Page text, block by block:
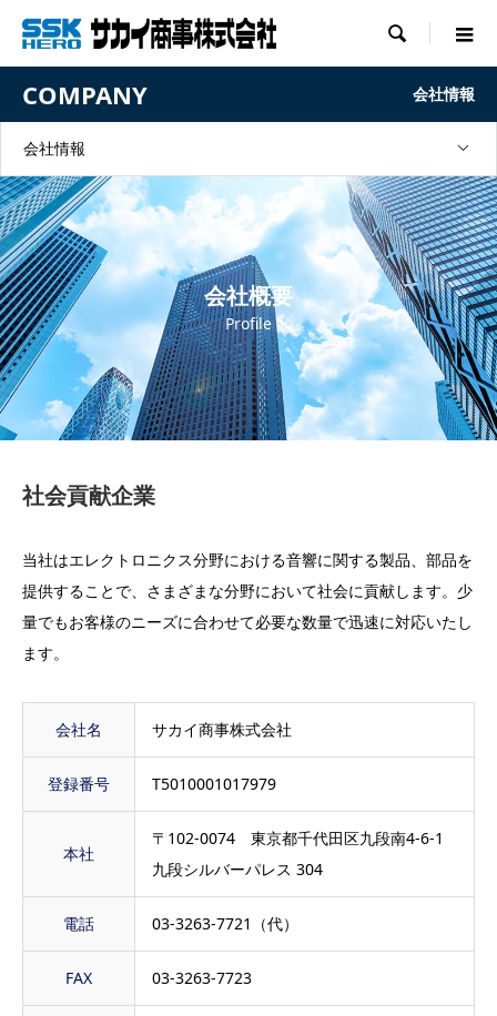

COMPANY 会社情報
会社情報
会社概要
Profile
社会貢献企業
当社はエレクトロニクス分野における音響に関する製品、部品を
提供することで、さまざまな分野において社会に貢献します。少
量でもお客様のニーズに合わせて必要な数量で迅速に対応いたし
ます。
会社名 サカイ商事株式会社
登録番号 T5010001017979
本社
〒102-0074 東京都千代田区九段南4-6-1
九段シルバーパレス 304
電話 03-3263-7721（代）
FAX 03-3263-7723